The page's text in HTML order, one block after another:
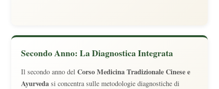
Secondo Anno: La Diagnostica Integrata
Il secondo anno del Corso Medicina Tradizionale Cinese e
Ayurvedasi concentra sulle metodologie diagnostiche di